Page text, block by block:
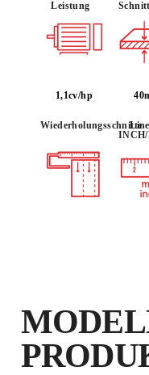
Leistung
1,1cv/hp
Wiederholungsschnitte